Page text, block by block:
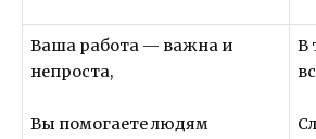
Ваша работа — важна и
непроста,
Вы помогаете людям
В